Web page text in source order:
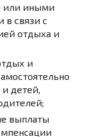
или иными
в связи с
отдыха и
и
детей,
выплаты